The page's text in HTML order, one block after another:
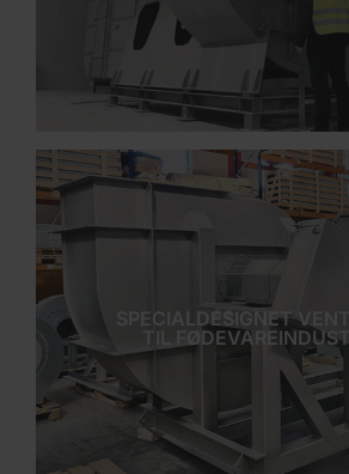
SPECIALDESIGNET
TIL